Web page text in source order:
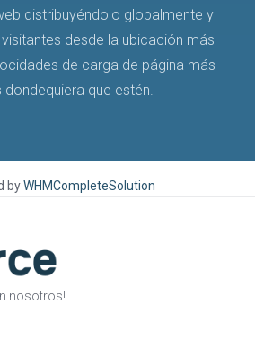
distribuyéndolo globalmente y
desde la ubicación más
de carga de página más
dondequiera que estén.
byWHMCompleteSolution
nosotros!